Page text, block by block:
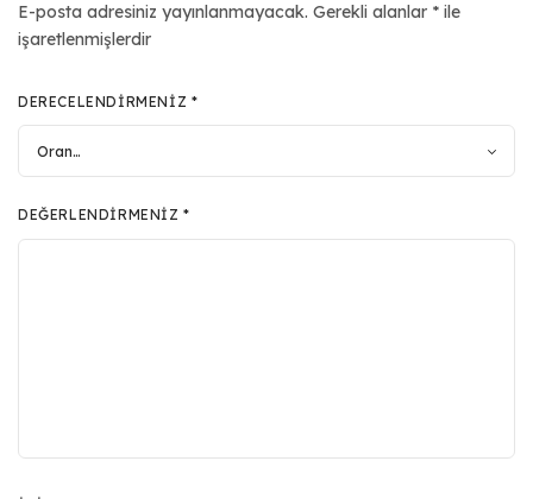
E-posta adresiniz yayınlanmayacak. Gerekli alanlar * ile
işaretlenmişlerdir
DERECELENDIRMENIZ *
DEĞERLENDIRMENIZ*